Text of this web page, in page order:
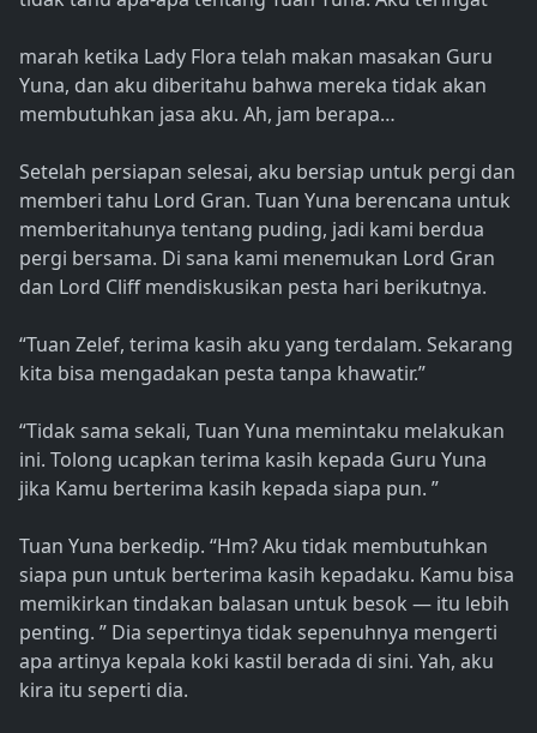
marah ketika Lady Flora telah makan masakan Guru
Yuna, dan aku diberitahu bahwa mereka tidak akan
membutuhkan jasa aku. Ah, jam berapa…
Setelah persiapan selesai, aku bersiap untuk pergi dan
memberi tahu Lord Gran. Tuan Yuna berencana untuk
memberitahunya tentang puding, jadi kami berdua
pergi bersama. Di sana kami menemukan Lord Gran
dan Lord Cliff mendiskusikan pesta hari berikutnya.
“Tuan Zelef, terima kasih aku yang terdalam. Sekarang
kita bisa mengadakan pesta tanpa khawatir.”
“Tidak sama sekali, Tuan Yuna memintaku melakukan
ini. Tolong ucapkan terima kasih kepada Guru Yuna
jika Kamu berterima kasih kepada siapa pun. ”
Tuan Yuna berkedip. “Hm? Aku tidak membutuhkan
siapa pun untuk berterima kasih kepadaku. Kamu bisa
memikirkan tindakan balasan untuk besok — itu lebih
penting. ” Dia sepertinya tidak sepenuhnya mengerti
apa artinya kepala koki kastil berada di sini. Yah, aku
kira itu seperti dia.